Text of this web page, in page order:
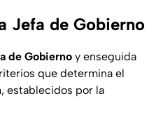
Jefa de Gobierno
de Gobierno y enseguida
que determina el
, establecidos por la